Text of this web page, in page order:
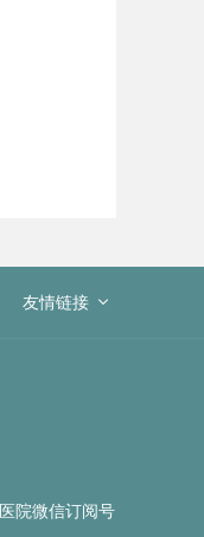
友情链接
医院微信订阅号